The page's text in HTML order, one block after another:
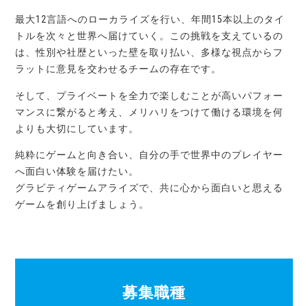
最大12言語へのローカライズを行い、年間15本以上のタイ
トルを次々と世界へ届けていく。この挑戦を支えているの
は、性別や社歴といった壁を取り払い、多様な視点からフ
ラットに意見を交わせるチームの存在です。
そして、プライベートを全力で楽しむことが高いパフォー
マンスに繋がると考え、メリハリをつけて働ける環境を何
よりも大切にしています。
純粋にゲームと向き合い、自分の手で世界中のプレイヤー
へ面白い体験を届けたい。
グラビティゲームアライズで、共に心から面白いと思える
ゲームを創り上げましょう。
募集職種